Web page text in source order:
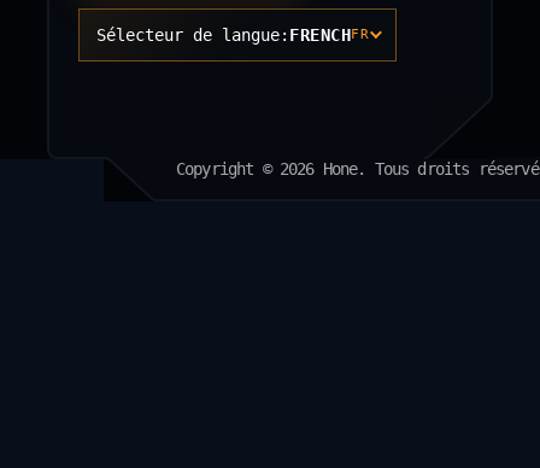
Sélecteur de langue: FRENCHFR
Copyright © 2026 Hone. Tous droits